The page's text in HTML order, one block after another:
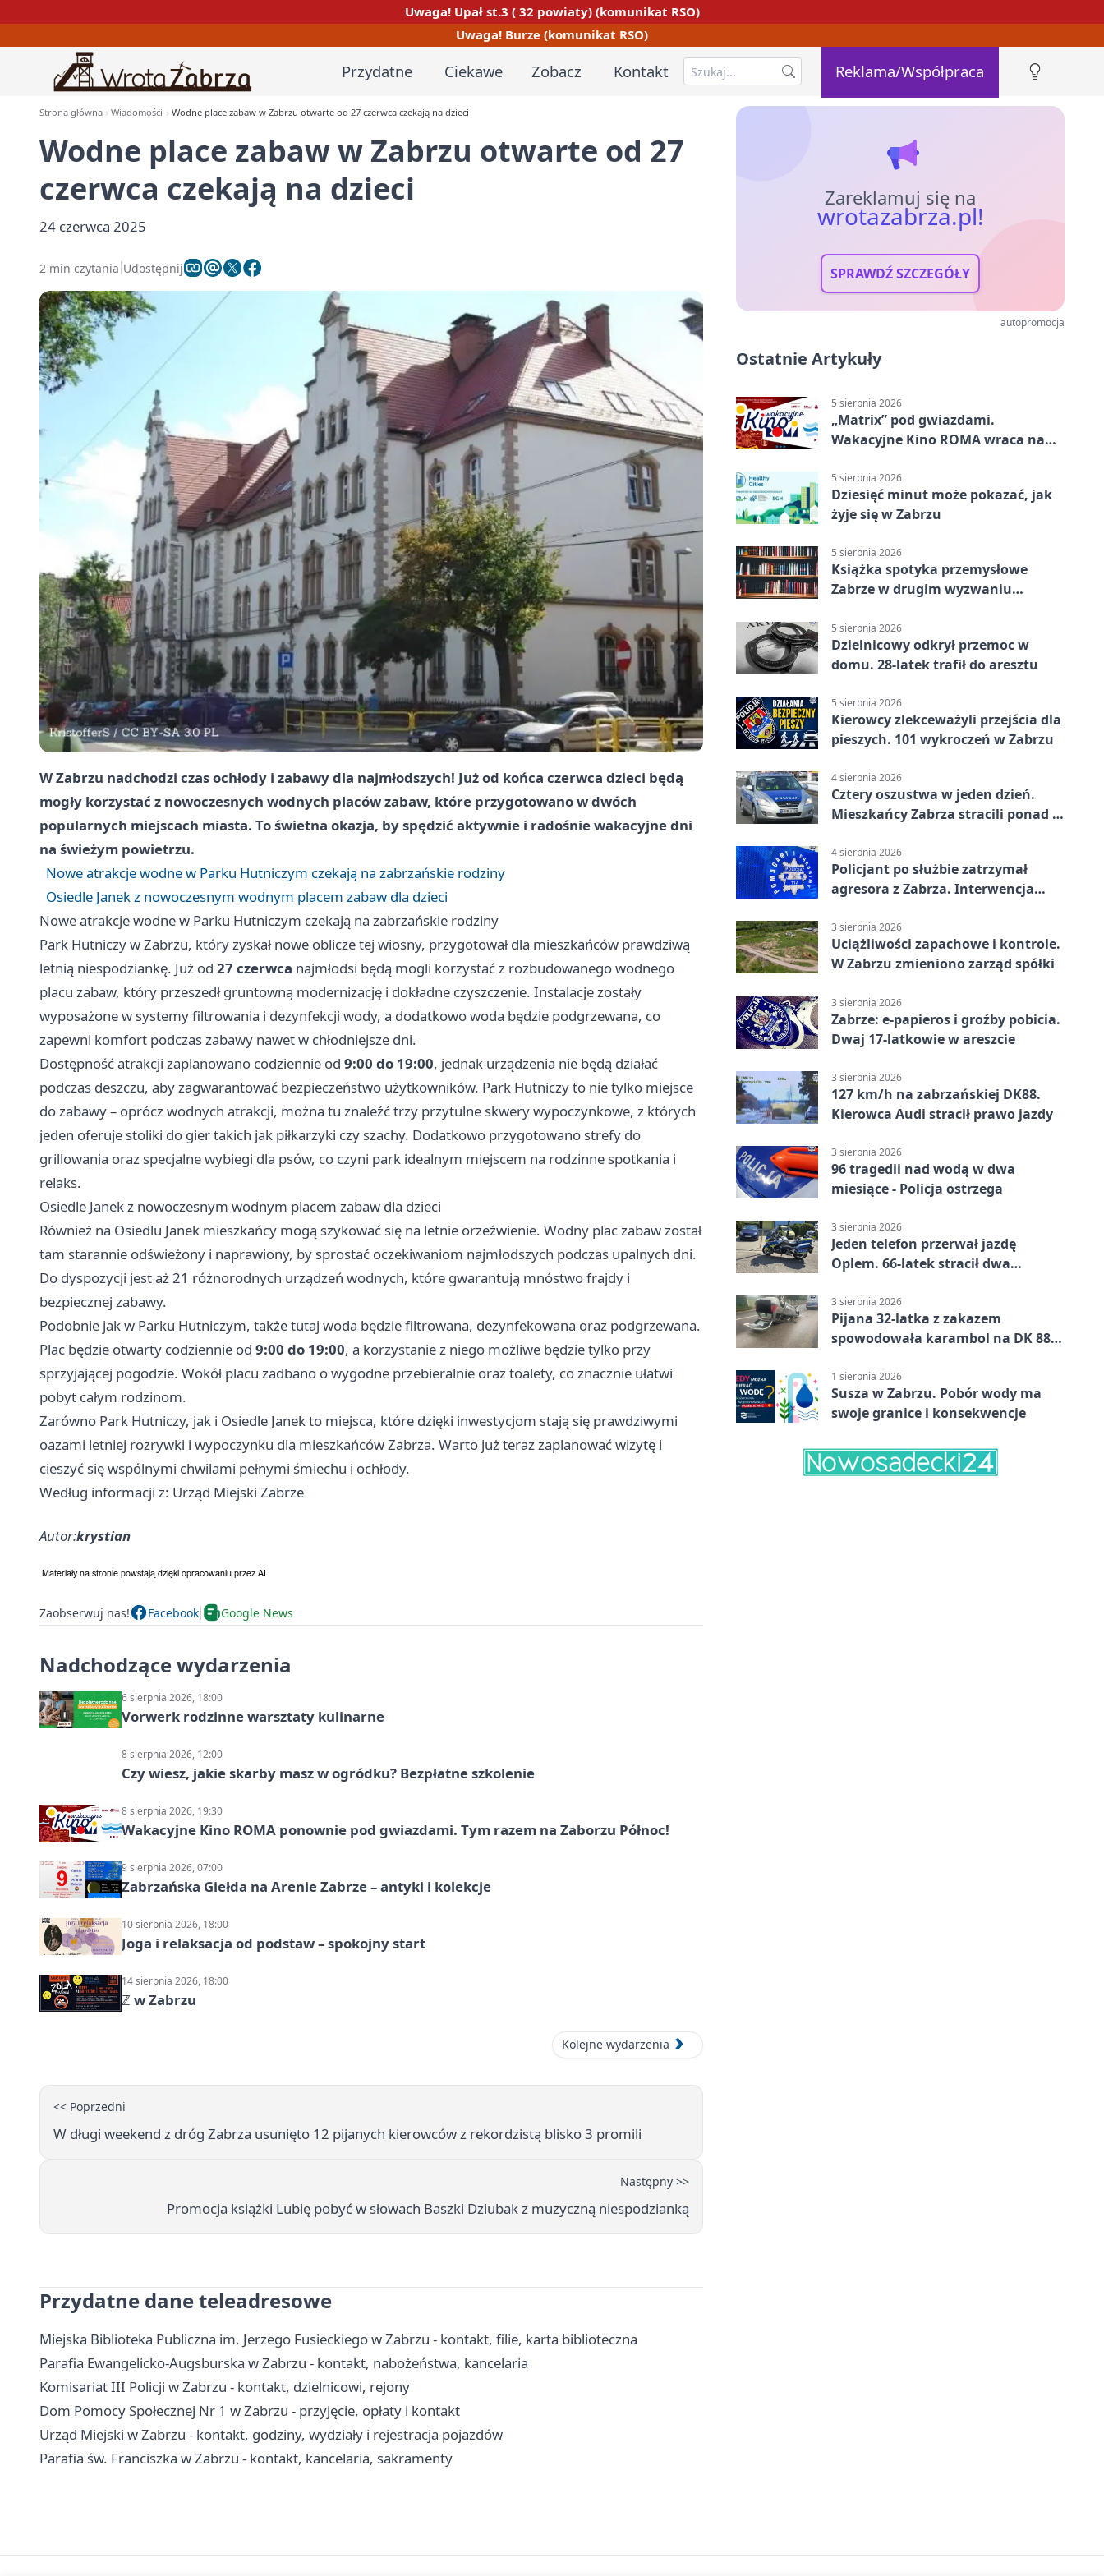
Uwaga! Upał st.3 ( 32 powiaty) (komunikat RSO)
Uwaga! Burze (komunikat RSO)
Przydatne Ciekawe Zobacz Kontakt Reklama/Współpraca
Strona główna Wiadomości Wodne place zabaw w Zabrzu otwarte od 27 czerwca czekają na dzieci
Wodne place zabaw w Zabrzu otwarte od 27
czerwca czekają na dzieci
24 czerwca 2025
2 min czytania Udostępnij
W Zabrzu nadchodzi czas ochłody i zabawy dla najmłodszych! Już od końca czerwca dzieci będą
mogły korzystać z nowoczesnych wodnych placów zabaw, które przygotowano w dwóch
popularnych miejscach miasta. To świetna okazja, by spędzić aktywnie i radośnie wakacyjne dni
na świeżym powietrzu.
Nowe atrakcje wodne w Parku Hutniczym czekają na zabrzańskie rodziny
Osiedle Janek z nowoczesnym wodnym placem zabaw dla dzieci
Nowe atrakcje wodne w Parku Hutniczym czekają na zabrzańskie rodziny
Park Hutniczy w Zabrzu, który zyskał nowe oblicze tej wiosny, przygotował dla mieszkańców prawdziwą
letnią niespodziankę. Już od 27 czerwca najmłodsi będą mogli korzystać z rozbudowanego wodnego
placu zabaw, który przeszedł gruntowną modernizację i dokładne czyszczenie. Instalacje zostały
wyposażone w systemy filtrowania i dezynfekcji wody, a dodatkowo woda będzie podgrzewana, co
zapewni komfort podczas zabawy nawet w chłodniejsze dni.
Dostępność atrakcji zaplanowano codziennie od 9:00 do 19:00, jednak urządzenia nie będą działać
podczas deszczu, aby zagwarantować bezpieczeństwo użytkowników. Park Hutniczy to nie tylko miejsce
do zabawy – oprócz wodnych atrakcji, można tu znaleźć trzy przytulne skwery wypoczynkowe, z których
jeden oferuje stoliki do gier takich jak piłkarzyki czy szachy. Dodatkowo przygotowano strefy do
grillowania oraz specjalne wybiegi dla psów, co czyni park idealnym miejscem na rodzinne spotkania i
relaks.
Osiedle Janek z nowoczesnym wodnym placem zabaw dla dzieci
Również na Osiedlu Janek mieszkańcy mogą szykować się na letnie orzeźwienie. Wodny plac zabaw został
tam starannie odświeżony i naprawiony, by sprostać oczekiwaniom najmłodszych podczas upalnych dni.
Do dyspozycji jest aż 21 różnorodnych urządzeń wodnych, które gwarantują mnóstwo frajdy i
bezpiecznej zabawy.
Podobnie jak w Parku Hutniczym, także tutaj woda będzie filtrowana, dezynfekowana oraz podgrzewana.
Plac będzie otwarty codziennie od 9:00 do 19:00, a korzystanie z niego możliwe będzie tylko przy
sprzyjającej pogodzie. Wokół placu zadbano o wygodne przebieralnie oraz toalety, co znacznie ułatwi
pobyt całym rodzinom.
Zarówno Park Hutniczy, jak i Osiedle Janek to miejsca, które dzięki inwestycjom stają się prawdziwymi
oazami letniej rozrywki i wypoczynku dla mieszkańców Zabrza. Warto już teraz zaplanować wizytę i
cieszyć się wspólnymi chwilami pełnymi śmiechu i ochłody.
Według informacji z: Urząd Miejski Zabrze
Autor:krystian
Zaobserwuj nas! Facebook Google News
Nadchodzące wydarzenia
6 sierpnia 2026, 18:00
Vorwerk rodzinne warsztaty kulinarne
8 sierpnia 2026, 12:00
Czy wiesz, jakie skarby masz w ogródku? Bezpłatne szkolenie
8 sierpnia 2026, 19:30
Wakacyjne Kino ROMA ponownie pod gwiazdami. Tym razem na Zaborzu Północ!
9 sierpnia 2026, 07:00
Zabrzańska Giełda na Arenie Zabrze – antyki i kolekcje
10 sierpnia 2026, 18:00
Joga i relaksacja od podstaw – spokojny start
14 sierpnia 2026, 18:00
ℤ w Zabrzu
Kolejne wydarzenia
<< Poprzedni
W długi weekend z dróg Zabrza usunięto 12 pijanych kierowców z rekordzistą blisko 3 promili
Następny >>
Promocja książki Lubię pobyć w słowach Baszki Dziubak z muzyczną niespodzianką
Przydatne dane teleadresowe
Miejska Biblioteka Publiczna im. Jerzego Fusieckiego w Zabrzu - kontakt, filie, karta biblioteczna
Parafia Ewangelicko-Augsburska w Zabrzu - kontakt, nabożeństwa, kancelaria
Komisariat III Policji w Zabrzu - kontakt, dzielnicowi, rejony
Dom Pomocy Społecznej Nr 1 w Zabrzu - przyjęcie, opłaty i kontakt
Urząd Miejski w Zabrzu - kontakt, godziny, wydziały i rejestracja pojazdów
Parafia św. Franciszka w Zabrzu - kontakt, kancelaria, sakramenty
Zareklamuj się na
wrotazabrza.pl!
SPRAWDŹ SZCZEGÓŁY
autopromocja
Ostatnie Artykuły
5 sierpnia 2026
„Matrix” pod gwiazdami.
Wakacyjne Kino ROMA wraca na
5 sierpnia 2026
Dziesięć minut może pokazać, jak
żyje się w Zabrzu
5 sierpnia 2026
Książka spotyka przemysłowe
Zabrze w drugim wyzwaniu
5 sierpnia 2026
Dzielnicowy odkrył przemoc w
domu. 28-latek trafił do aresztu
5 sierpnia 2026
Kierowcy zlekceważyli przejścia dla
pieszych. 101 wykroczeń w Zabrzu
4 sierpnia 2026
Cztery oszustwa w jeden dzień.
Mieszkańcy Zabrza stracili ponad 6
4 sierpnia 2026
Policjant po służbie zatrzymał
agresora z Zabrza. Interwencja
3 sierpnia 2026
Uciążliwości zapachowe i kontrole.
W Zabrzu zmieniono zarząd spółki
3 sierpnia 2026
Zabrze: e-papieros i groźby pobicia.
Dwaj 17-latkowie w areszcie
3 sierpnia 2026
127 km/h na zabrzańskiej DK88.
Kierowca Audi stracił prawo jazdy
3 sierpnia 2026
96 tragedii nad wodą w dwa
miesiące - Policja ostrzega
3 sierpnia 2026
Jeden telefon przerwał jazdę
Oplem. 66-latek stracił dwa
3 sierpnia 2026
Pijana 32-latka z zakazem
spowodowała karambol na DK 88
1 sierpnia 2026
Susza w Zabrzu. Pobór wody ma
swoje granice i konsekwencje